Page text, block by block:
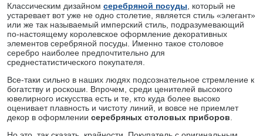
Классическим дизайном серебряной посуды , который не
устаревает вот уже не одно столетие, является стиль «элегант»
или же так называемый имперский стиль, подразумевающий
по-настоящему королевское оформление декоративных
элементов серебряной посуды. Именно такое столовое
серебро наиболее предпочтительно для
среднестатистического покупателя.
Все-таки сильно в наших людях подсознательное стремление к
богатству и роскоши. Впрочем, среди ценителей высокого
ювелирного искусства есть и те, кто куда более высоко
оценивает плавность и чистоту линий, и вовсе не приемлет
декор в оформлении серебряных столовых приборов